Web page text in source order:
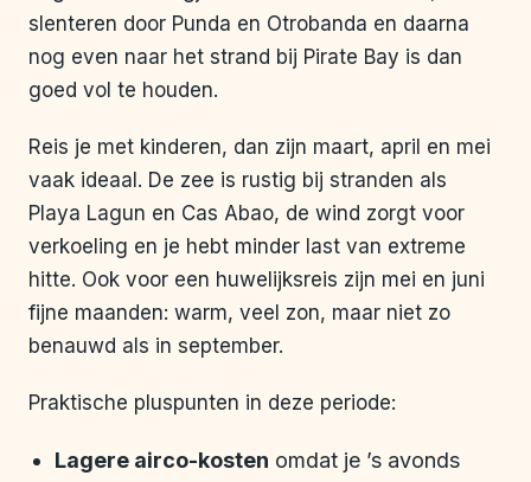
slenteren door Punda en Otrobanda en daarna
nog even naar het strand bij Pirate Bay is dan
goed vol te houden.
Reis je met kinderen, dan zijn maart, april en mei
vaak ideaal. De zee is rustig bij stranden als
Playa Lagun en Cas Abao, de wind zorgt voor
verkoeling en je hebt minder last van extreme
hitte. Ook voor een huwelijksreis zijn mei en juni
fijne maanden: warm, veel zon, maar niet zo
benauwd als in september.
Praktische pluspunten in deze periode:
Lagere airco-kosten omdat je ’s avonds